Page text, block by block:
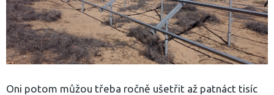
Oni potom můžou třeba ročně ušetřit až patnáct tisíc